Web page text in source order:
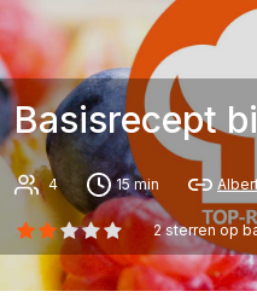
Basisrecept
4 15 min
2sterren op